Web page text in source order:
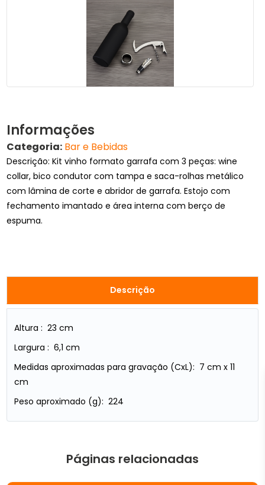
Informações
Categoria: Bar e Bebidas
Descrição: Kit vinho formato garrafa com 3 peças: wine
collar, bico condutor com tampa e saca-rolhas metálico
com lâmina de corte e abridor de garrafa. Estojo com
fechamento imantado e área interna com berço de
espuma.
Descrição
Altura : 23 cm
Largura : 6,1 cm
Medidas aproximadas para gravação (CxL): 7 cm x 11
cm
Peso aproximado (g): 224
Páginas relacionadas